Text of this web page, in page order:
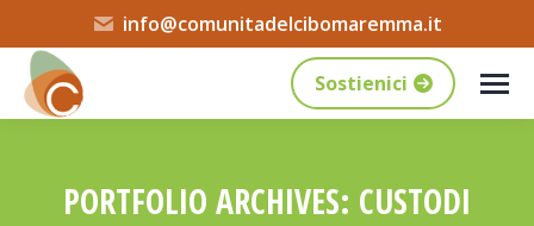
info@comunitadelcibomaremma.it
Sostienici
PORTFOLIO ARCHIVES: CUSTODI